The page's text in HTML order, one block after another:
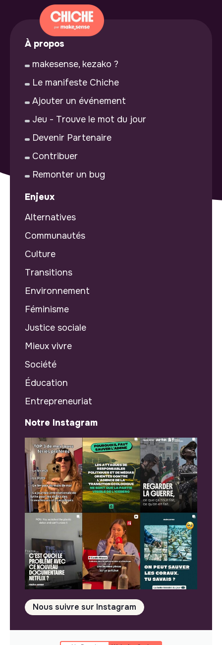
À propos
makesense, kezako ?
Le manifeste Chiche
Ajouter un événement
Jeu - Trouve le mot du jour
Devenir Partenaire
Contribuer
Remonter un bug
Enjeux
Alternatives
Communautés
Culture
Transitions
Environnement
Féminisme
Justice sociale
Mieux vivre
Société
Éducation
Entrepreneuriat
Notre Instagram
Nous suivre sur Instagram